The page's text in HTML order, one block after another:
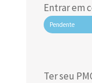
Entrar em
Pendente
Ter seu